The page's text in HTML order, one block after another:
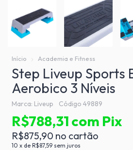
Início Academia e Fitness
Step Liveup Sports
Aerobico 3 Níveis
Marca: Liveup Código 49889
R$875,90
R$788,31com Pix
10 x de R$87,59 sem juros